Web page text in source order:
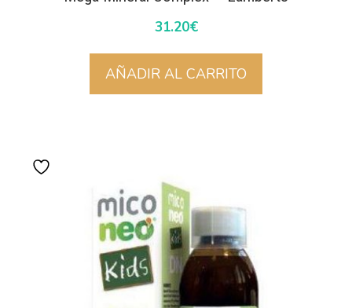
31.20€
AÑADIR AL CARRITO